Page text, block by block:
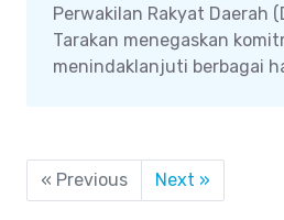
Perwakilan Rakyat Daerah
Tarakan menegaskan
menindaklanjuti berbagai
« Previous Next »